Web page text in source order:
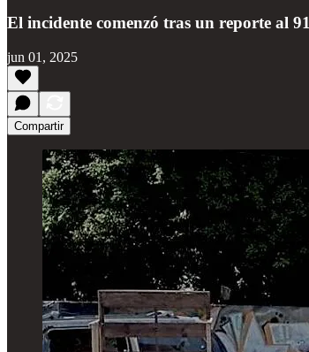
El incidente comenzó tras un reporte al
jun 01, 2025
Compartir